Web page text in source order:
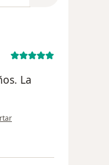
La
del usuario Xiomara becerra